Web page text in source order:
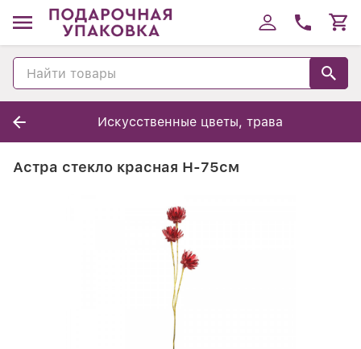
Искусственные цветы, трава
Астра стекло красная Н-75см